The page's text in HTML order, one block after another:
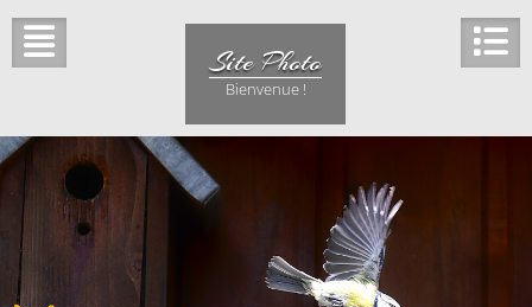
content
Site Photo
Bienvenue !